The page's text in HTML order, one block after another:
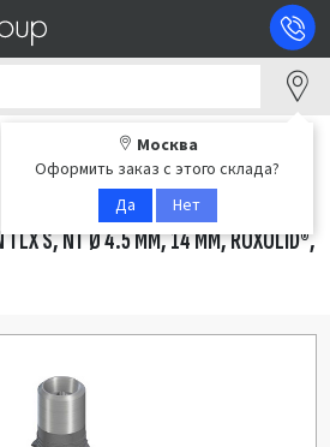
Москва
Оформить заказ с этого склада?
Да
Нет
TLX S, NT Ø 4.5 ММ, 14 ММ, ROXOLID®,